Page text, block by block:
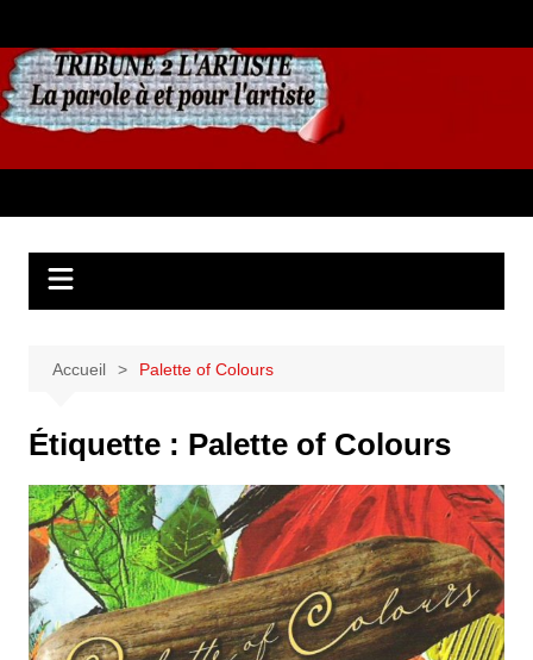
au
contenu
Accueil Palette of Colours
Étiquette : Palette of Colours